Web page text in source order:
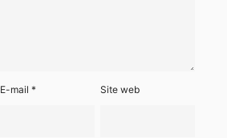
E-mail* Site web